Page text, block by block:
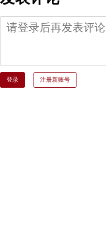
登录 注册新账号